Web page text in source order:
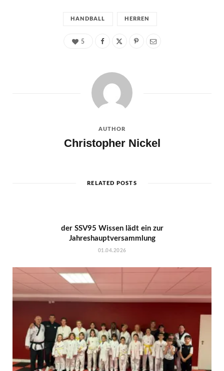
HANDBALL HERREN
5
AUTHOR
Christopher Nickel
RELATED POSTS
der SSV95 Wissen lädt ein zur
Jahreshauptversammlung
01.04.2026